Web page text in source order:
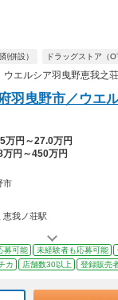
併設） ドラッグストア（
エルシア羽曳野恵我之
羽曳野市／ウエ
万円～27.0万円
万円～450万円
市
恵我ノ荘駅
募可能 未経験者も応募可能
カ 店舗数30以上 登録販売